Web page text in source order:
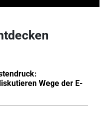
Wege der E-